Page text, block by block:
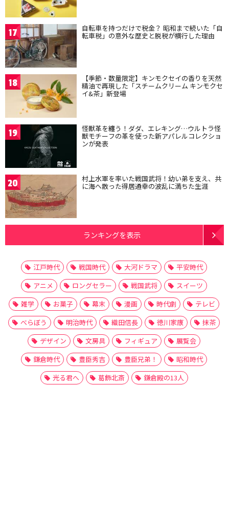
17 自転車を持つだけで税金？ 昭和まで続いた「自
転車税」の意外な歴史と脱税が横行した理由
18 【季節・数量限定】キンモクセイの香りを天然
精油で再現した「スチームクリーム キンモクセ
イ&茶」新登場
19 怪獣革を纏う！ダダ、エレキング…ウルトラ怪
獣モチーフの革を使った新アパレルコレクショ
ンが発表
20 村上水軍を率いた戦国武将！幼い弟を支え、共
に海へ散った得居通幸の波乱に満ちた生涯
ランキングを表示
江戸時代 戦国時代 大河ドラマ
平安時代
アニメ
ロングセラー 戦国武将
スイーツ
雑学
お菓子 幕末 漫画 時代劇
テレビ
べらぼう
明治時代 織田信長 徳川家康
抹茶
デザイン
文房具 フィギュア
展覧会
鎌倉時代
豊臣秀吉 豊臣兄弟！
昭和時代
光る君へ
葛飾北斎 鎌倉殿の13人